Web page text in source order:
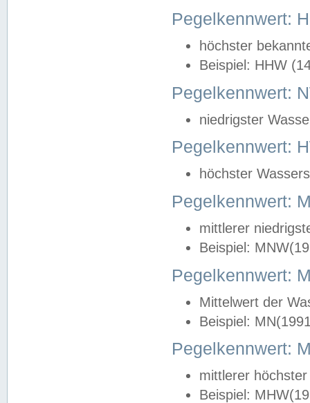
Pegelkennwert:
höchster
Beispiel: HHW
Pegelkennwert:
niedrigster
Pegelkennwert:
höchster
Pegelkennwert:
mittlerer
Beispiel:
Pegelkennwert:
Mittelwert der
Beispiel:
Pegelkennwert:
mittlerer
Beispiel: